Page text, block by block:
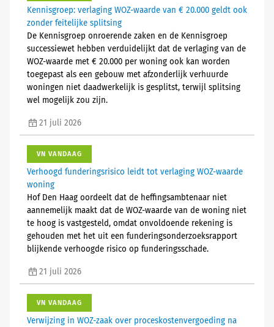
Kennisgroep: verlaging WOZ-waarde van € 20.000 geldt ook
zonder feitelijke splitsing
De Kennisgroep onroerende zaken en de Kennisgroep
successiewet hebben verduidelijkt dat de verlaging van de
WOZ-waarde met € 20.000 per woning ook kan worden
toegepast als een gebouw met afzonderlijk verhuurde
woningen niet daadwerkelijk is gesplitst, terwijl splitsing
wel mogelijk zou zijn.
21 juli 2026
VN VANDAAG
Verhoogd funderingsrisico leidt tot verlaging WOZ-waarde
woning
Hof Den Haag oordeelt dat de heffingsambtenaar niet
aannemelijk maakt dat de WOZ-waarde van de woning niet
te hoog is vastgesteld, omdat onvoldoende rekening is
gehouden met het uit een funderingsonderzoeksrapport
blijkende verhoogde risico op funderingsschade.
21 juli 2026
VN VANDAAG
Verwijzing in WOZ-zaak over proceskostenvergoeding na